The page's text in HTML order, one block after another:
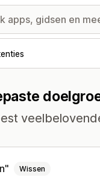
Wissen